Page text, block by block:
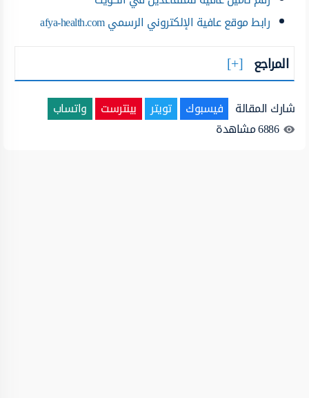
رابط موقع عافية الإلكتروني الرسمي afya-health.com
المراجع
شارك المقالة فيسبوك تويتر بينترست
واتساب
6886مشاهدة